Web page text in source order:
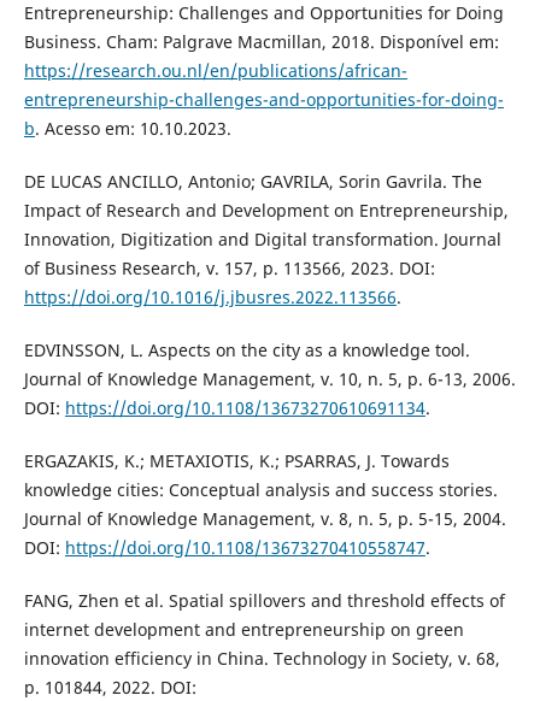
Entrepreneurship: Challenges and Opportunities for Doing
Business. Cham: Palgrave Macmillan, 2018. Disponível em:
https://research.ou.nl/en/publications/african-
entrepreneurship-challenges-and-opportunities-for-doing-
b. Acesso em: 10.10.2023.
DE LUCAS ANCILLO, Antonio; GAVRILA, Sorin Gavrila. The
Impact of Research and Development on Entrepreneurship,
Innovation, Digitization and Digital transformation. Journal
of Business Research, v. 157, p. 113566, 2023. DOI:
https://doi.org/10.1016/j.jbusres.2022.113566.
EDVINSSON, L. Aspects on the city as a knowledge tool.
Journal of Knowledge Management, v. 10, n. 5, p. 6-13, 2006.
DOI: https://doi.org/10.1108/13673270610691134.
ERGAZAKIS, K.; METAXIOTIS, K.; PSARRAS, J. Towards
knowledge cities: Conceptual analysis and success stories.
Journal of Knowledge Management, v. 8, n. 5, p. 5-15, 2004.
DOI: https://doi.org/10.1108/13673270410558747.
FANG, Zhen et al. Spatial spillovers and threshold effects of
internet development and entrepreneurship on green
innovation efficiency in China. Technology in Society, v. 68,
p. 101844, 2022. DOI: